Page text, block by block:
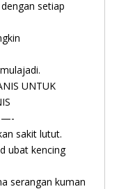
setiap
UNTUK
sakit lutut.
ubat kencing
serangan kuman